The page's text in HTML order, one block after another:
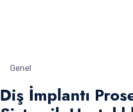
Genel
Diş İmplantı